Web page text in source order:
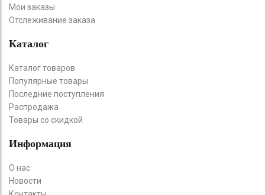
Мои заказы
Отслеживание заказа
Каталог
Каталог товаров
Популярные товары
Последние поступления
Распродажа
Товары со скидкой
Информация
О нас
Новости